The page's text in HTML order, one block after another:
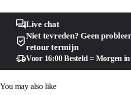
Live chat
Niet tevreden? Geen
retour termijn
Voor 16:00 Besteld = Morgen
You may also like